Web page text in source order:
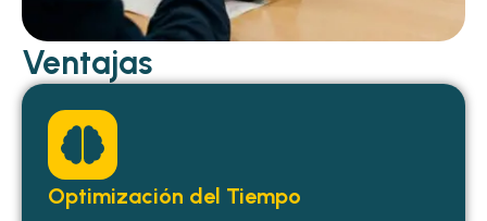
Ventajas
Optimización del Tiempo